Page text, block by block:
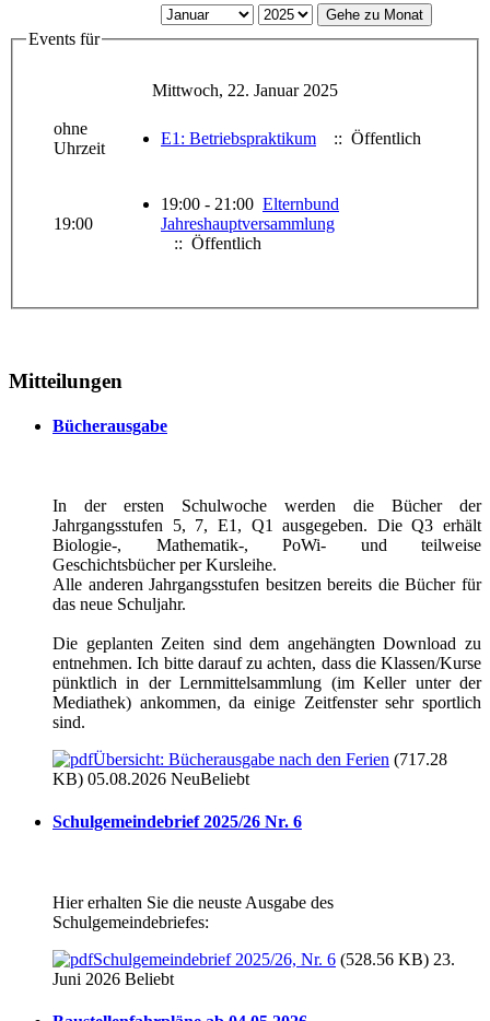
Gehe zu Monat
Events für
Mittwoch, 22. Januar 2025
ohne
Uhrzeit
E1: Betriebspraktikum :: Öffentlich
19:00
19:00 - 21:00 Elternbund
Jahreshauptversammlung
:: Öffentlich
Mitteilungen
Bücherausgabe
In der ersten Schulwoche werden die Bücher der
Jahrgangsstufen 5, 7, E1, Q1 ausgegeben. Die Q3 erhält
Biologie-, Mathematik-, PoWi- und teilweise
Geschichtsbücher per Kursleihe.
Alle anderen Jahrgangsstufen besitzen bereits die Bücher für
das neue Schuljahr.
Die geplanten Zeiten sind dem angehängten Download zu
entnehmen. Ich bitte darauf zu achten, dass die Klassen/Kurse
pünktlich in der Lernmittelsammlung (im Keller unter der
Mediathek) ankommen, da einige Zeitfenster sehr sportlich
sind.
Übersicht: Bücherausgabe nach den Ferien (717.28
KB) 05.08.2026 NeuBeliebt
Schulgemeindebrief 2025/26 Nr. 6
Hier erhalten Sie die neuste Ausgabe des
Schulgemeindebriefes:
Schulgemeindebrief 2025/26, Nr. 6 (528.56 KB) 23.
Juni 2026 Beliebt